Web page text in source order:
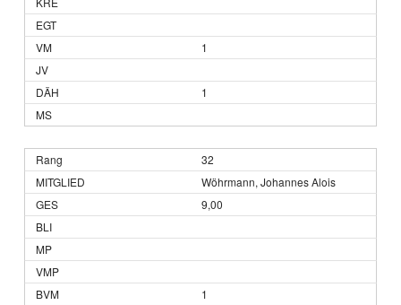
1
1
32
Wöhrmann, Johannes Alois
9,00
1